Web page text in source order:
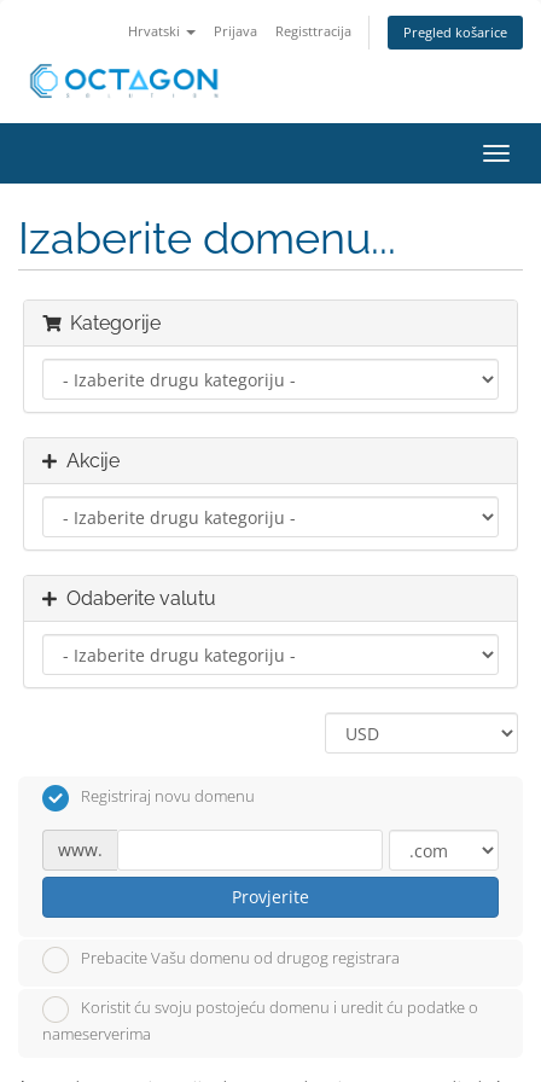
Hrvatski Prijava Registtracija Pregled košarice
Izaberite domenu...
Kategorije
Akcije
Odaberite valutu
Registriraj novu domenu
www.
Provjerite
Prebacite Vašu domenu od drugog registrara
Koristit ću svoju postojeću domenu i uredit ću podatke o
nameserverima